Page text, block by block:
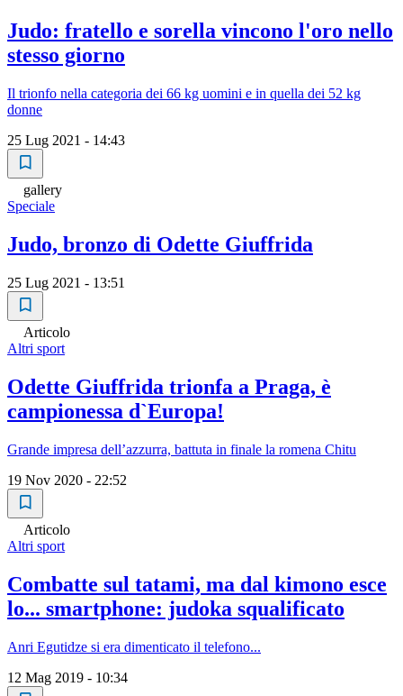
Judo: fratello e sorella vincono l'oro nello
stesso giorno
Il trionfo nella categoria dei 66 kg uomini e in quella dei 52 kg
donne
25 Lug 2021 - 14:43
gallery
Speciale
Judo, bronzo di Odette Giuffrida
25 Lug 2021 - 13:51
Articolo
Altri sport
Odette Giuffrida trionfa a Praga, è
campionessa d`Europa!
Grande impresa dell’azzurra, battuta in finale la romena Chitu
19 Nov 2020 - 22:52
Articolo
Altri sport
Combatte sul tatami, ma dal kimono esce
lo... smartphone: judoka squalificato
Anri Egutidze si era dimenticato il telefono...
12 Mag 2019 - 10:34